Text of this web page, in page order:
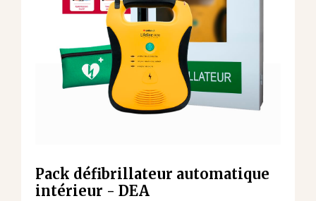
Pack défibrillateur automatique
intérieur - DEA